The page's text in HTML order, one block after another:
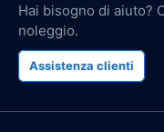
Hai bisogno di aiuto?
noleggio.
Assistenza clienti